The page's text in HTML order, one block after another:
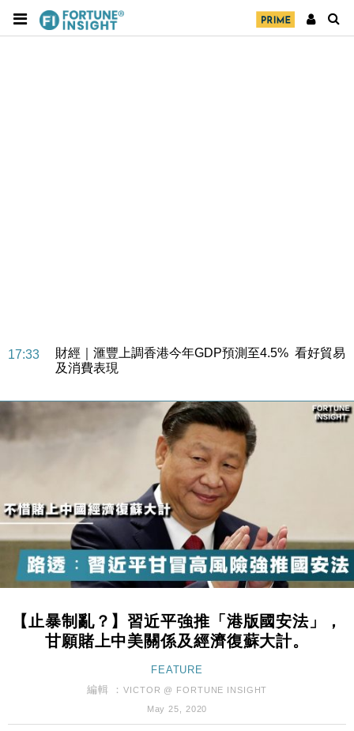
17:33
財經｜滙豐上調香港今年GDP預測至4.5% 看好貿易
及消費表現
16:05
財經｜日經失守6.5萬點後回穩 全周仍升近2%
財經｜恒隆10月換帥 玩具「反」斗城亞洲CEO蔡德
15:11
財經｜韓股反覆波動收跌 連挫7周創逾3年最長跌勢
13:44
財經｜內地7月美元計價出口增近24%勝預期 貿易順
差達1125億美元
12:44
財經｜日本春季三度入市撐日圓 4月單日斥6.28萬億
11:12
國際｜特朗普料美伊戰事快結束 承認部分彈藥庫存緊
張
財經｜SA售股自救後再出手 斥4億美元押注未上市公
財經｜華僑銀行上半年淨利創新高 中期息增15%至
47仙
【止暴制亂？】習近平強推「港版國安法」，
甘願賭上中美關係及經濟復蘇大計。
FEATURE
編輯 ：VICTOR @ FORTUNE INSIGHT
May 25, 2020